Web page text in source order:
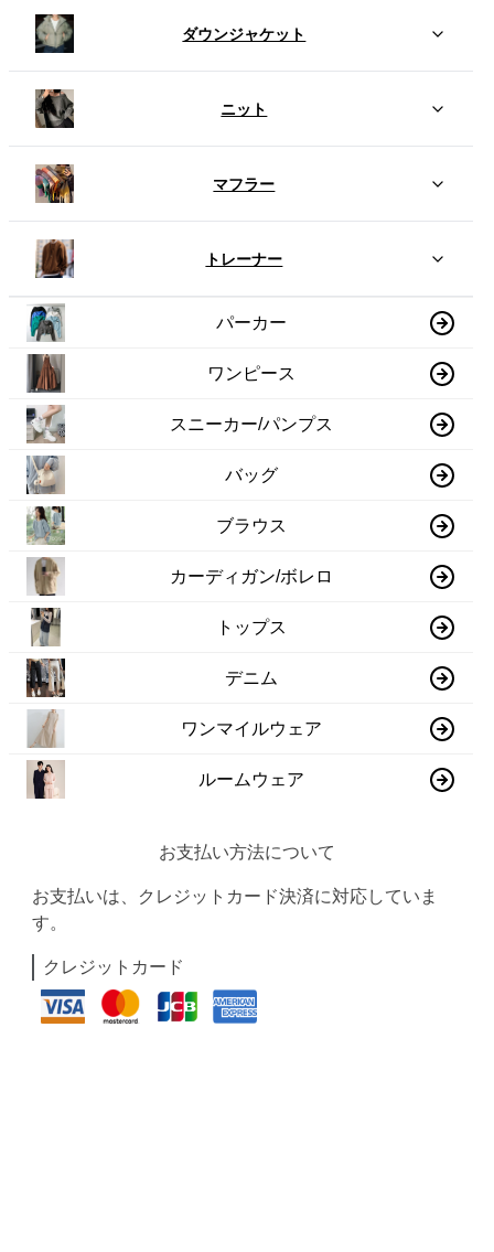
ダウンジャケット
ニット
マフラー
トレーナー
パーカー
ワンピース
スニーカー/パンプス
バッグ
ブラウス
カーディガン/ボレロ
トップス
デニム
ワンマイルウェア
ルームウェア
お支払い方法について
お支払いは、クレジットカード決済に対応していま
す。
クレジットカード